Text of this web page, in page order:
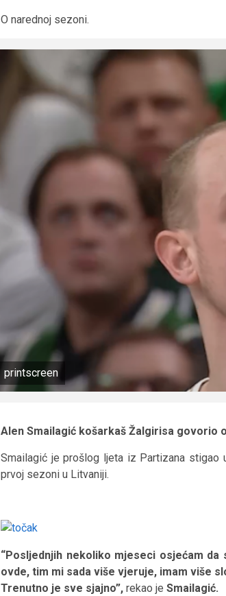
O narednoj sezoni.
printscreen
Alen Smailagić košarkaš Žalgirisa govorio
Smailagić je prošlog ljeta iz Partizana
prvoj sezoni u Litvaniji.
“Posljednjih nekoliko mjeseci osjećam
ovde, tim mi sada više vjeruje, imam više
Trenutno je sve sjajno”, rekao je Smailagić.